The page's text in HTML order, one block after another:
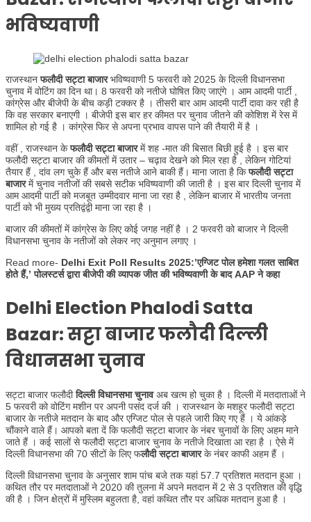
भविष्यवाणी
राजस्थानफलौदी सट्टा बाजारभविष्यवाणी 5 फरवरी को 2025 के दिल्ली विधानसभा
चुनाव में वोटिंग का दिन था। 8 फरवरी को नतीजे घोषित किए जाएंगे । आम आदमी पार्टी ,
कांग्रेस और बीजेपी के बीच कड़ी टक्कर है । तीसरी बार आम आदमी पार्टी दावा कर रही है
कि वह सरकार बनाएगी । बीजेपी इस बार हर कीमत पर चुनाव जीतने की कोशिश में रेस में
शामिल हो गई है । कांग्रेस फिर से अपना प्रभाव वापस पाने की तैयारी में है ।
वहीं , राजस्थान केफलौदी सट्टा बाजारमें शह -मात की बिसात बिछी हुई है । इस बार
फलौदी सट्टा बाजार की कीमतों में उतार – चढ़ाव देखने को मिल रहा है , लेकिन गोटियां
तैयार हैं , दांव लग चुके हैं और बस नतीजे आने बाकी हैं। माना जाता है किफलौदी सट्टा
बाजारमें चुनाव नतीजों की सबसे सटीक भविष्यवाणी की जाती है । इस बार दिल्ली चुनाव में
आम आदमी पार्टी को मजबूत उम्मीदवार माना जा रहा है , लेकिन बाजार में भारतीय जनता
पार्टी को भी मुख्य प्रतिद्वंद्वी माना जा रहा है ।
बाजार की कीमतों में कांग्रेस के लिए कोई जगह नहीं है । 2 फरवरी को बाजार ने दिल्ली
विधानसभा चुनाव के नतीजों को लेकर नए अनुमान लगाए ।
Read more- Delhi Exit Poll Results 2025:’एग्जिट पोल हमेशा गलत साबित
होते हैं,’ पोलस्टर्स द्वारा बीजेपी की व्यापक जीत की भविष्यवाणी के बाद AAP ने कहा
Delhi Election Phalodi Satta
Bazar: सट्टा बाजार फलौदी दिल्ली
विधानसभा चुनाव
सट्टा बाजार फलौदीदिल्ली विधानसभा चुनावअब खत्म हो चुका है । दिल्ली में मतदाताओं ने
5 फरवरी को वोटिंग मशीन पर अपनी पसंद दर्ज की । राजस्थान के मशहूर फलौदी सट्टा
बाजार के नतीजे मतदान के बाद और एग्जिट पोल से पहले जारी किए गए हैं । ये आंकड़े
चौंकाने वाले हैं। आपको बता दें कि फलौदी सट्टा बाजार के नंबर चुनावों के लिए अहम माने
जाते हैं । कई सालों से फलौदी सट्टा बाजार चुनाव के नतीजे दिखाता आ रहा है । ऐसे में
दिल्ली विधानसभा की 70 सीटों के लिए फलौदी सट्टा बाजारके नंबर काफी अहम हैं ।
दिल्ली विधानसभा चुनाव के अनुसार शाम पांच बजे तक यहां 57.7 प्रतिशत मतदान हुआ ।
कथित तौर पर मतदाताओं ने 2020 की तुलना में अपने मतदान में 2 से 3 प्रतिशत की वृद्धि
की है । जिन क्षेत्रों में मुस्लिम बहुलता है, वहां कथित तौर पर अधिक मतदान हुआ है ।